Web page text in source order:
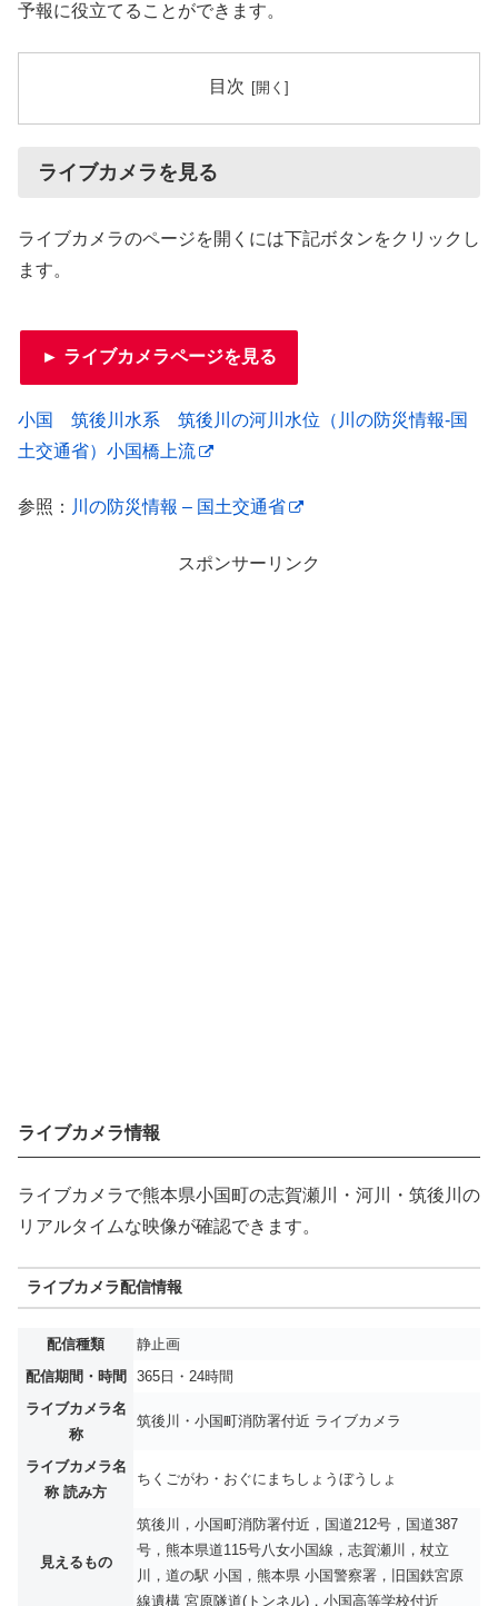
予報に役立てることができます。
目次
ライブカメラを見る
ライブカメラのページを開くには下記ボタンをクリックし
ます。
► ライブカメラページを見る
小国 筑後川水系 筑後川の河川水位（川の防災情報-国
土交通省）小国橋上流
参照： 川の防災情報 – 国土交通省
スポンサーリンク
ライブカメラ情報
ライブカメラで熊本県小国町の志賀瀬川・河川・筑後川の
リアルタイムな映像が確認できます。
ライブカメラ配信情報
配信種類
静止画
配信期間・時間
365日・24時間
ライブカメラ名
称
筑後川・小国町消防署付近 ライブカメラ
ライブカメラ名
称 読み方
ちくごがわ・おぐにまちしょうぼうしょ
見えるもの
筑後川，小国町消防署付近，国道212号，国道387
号，熊本県道115号八女小国線，志賀瀬川，杖立
川，道の駅 小国，熊本県 小国警察署，旧国鉄宮原
線遺構 宮原隧道(トンネル)，小国高等学校付近